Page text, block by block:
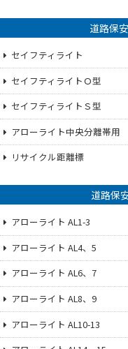
道路保
セイフティライト
セイフティライトＯ型
セイフティライトＳ型
アローライト中央分離帯用
リサイクル距離標
道路保
アローライト AL1-3
アローライト AL4、5
アローライト AL6、7
アローライト AL8、9
アローライト AL10-13